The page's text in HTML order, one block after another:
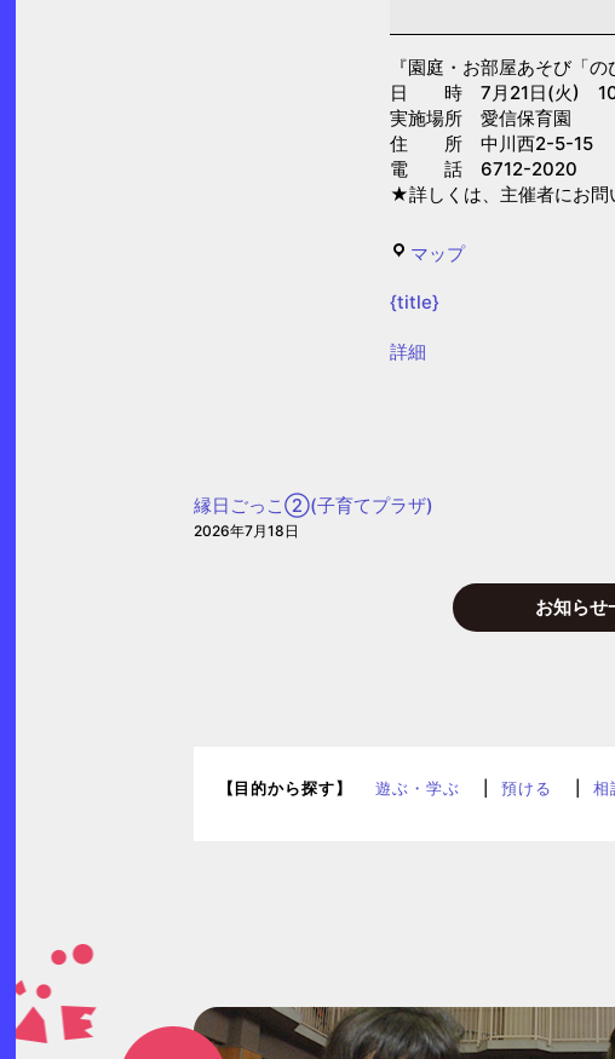
屋
あ
そ
び
「の
び
ぼ
信
『園庭・お部屋あそび「の
日 時 7月21日(火)
実施場所 愛信保育園
住 所 中川西2-5-15
電 話 6712-2020
★詳しくは、主催者にお問
マップ愛
{title}
{title}
詳細
縁日ごっこ②(子育てプラザ)
2026年7月18日
お知らせ
【目的から探す】 遊ぶ・学ぶ 預ける 相